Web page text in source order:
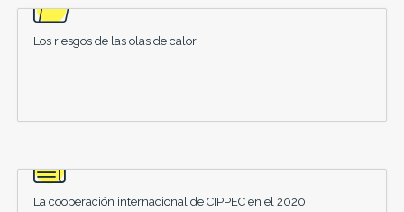
Los riesgos de las olas de calor
La cooperación internacional de CIPPEC en el 2020